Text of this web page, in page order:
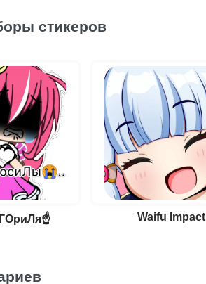
стикеров
Waifu Impact